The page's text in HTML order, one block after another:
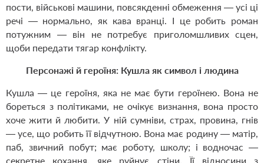
пости, військові машини, повсякденні обмеження — усі ці
речі — нормально, як кава вранці. І це робить роман
потужним — він не потребує приголомшливих сцен,
щоби передати тягар конфлікту.
Персонажі й героїня: Кушла як символ і людина
Кушла — це героїня, яка не має бути героїнею. Вона не
бореться з політиками, не очікує визнання, вона просто
хоче жити й любити. У ній сумніви, страх, провина, гнів
— усе, що робить її відчутною. Вона має родину — матір,
паб, звичний побут; має роботу, школу; і водночас —
секретне кохання, яке руйнує стіни. Її відносини з